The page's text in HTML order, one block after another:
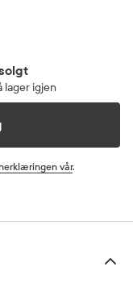
lager igjen
vår.